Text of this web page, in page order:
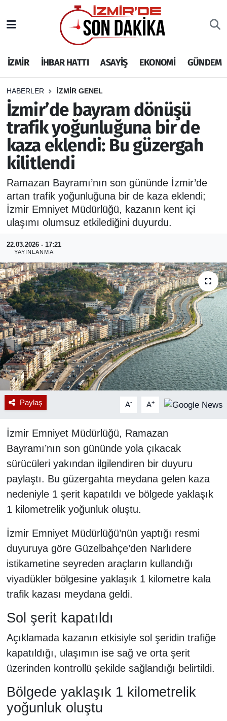
İZMİR İHBAR HATTI ASAYİŞ EKONOMİ GÜNDEM
HABERLER İZMİR GENEL
İzmir’de bayram dönüşü
trafik yoğunluğuna bir de
kaza eklendi: Bu güzergah
kilitlendi
Ramazan Bayramı’nın son gününde İzmir’de
artan trafik yoğunluğuna bir de kaza eklendi;
İzmir Emniyet Müdürlüğü, kazanın kent içi
ulaşımı olumsuz etkilediğini duyurdu.
22.03.2026 - 17:21
YAYINLANMA
Paylaş A- A+
İzmir Emniyet Müdürlüğü, Ramazan
Bayramı’nın son gününde yola çıkacak
sürücüleri yakından ilgilendiren bir duyuru
paylaştı. Bu güzergahta meydana gelen kaza
nedeniyle 1 şerit kapatıldı ve bölgede yaklaşık
1 kilometrelik yoğunluk oluştu.
İzmir Emniyet Müdürlüğü’nün yaptığı resmi
duyuruya göre Güzelbahçe’den Narlıdere
istikametine seyreden araçların kullandığı
viyadükler bölgesine yaklaşık 1 kilometre kala
trafik kazası meydana geldi.
Sol şerit kapatıldı
Açıklamada kazanın etkisiyle sol şeridin trafiğe
kapatıldığı, ulaşımın ise sağ ve orta şerit
üzerinden kontrollü şekilde sağlandığı belirtildi.
Bölgede yaklaşık 1 kilometrelik
yoğunluk oluştu
İHBAR HATTI
DEPREM
GENEL
EKONOMİ
SİYASET
SPOR
ASAYİŞ
RESMİ REKLAM
İzmir Nöbetçi Eczaneler
İzmir Hava Durumu
İzmir Namaz Vakitleri
İzmir Trafik Yoğunluk Haritası
Puan Durumu ve Fikstür
Tüm Manşetler
Son Dakika Haberleri
Haber Arşivi